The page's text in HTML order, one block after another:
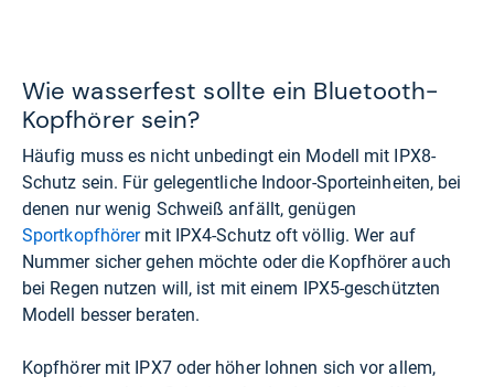
Wie wasserfest sollte ein Bluetooth-
Kopfhörer sein?
Häufig muss es nicht unbedingt ein Modell mit IPX8-
Schutz sein. Für gelegentliche Indoor-Sporteinheiten, bei
denen nur wenig Schweiß anfällt, genügen
Sportkopfhörermit IPX4-Schutz oft völlig. Wer auf
Nummer sicher gehen möchte oder die Kopfhörer auch
bei Regen nutzen will, ist mit einem IPX5-geschützten
Modell besser beraten.
Kopfhörer mit IPX7 oder höher lohnen sich vor allem,